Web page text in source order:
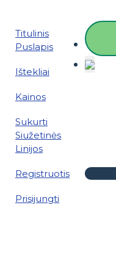
Titulinis
Puslapis
Ištekliai
Kainos
Sukurti
Siužetinės
Linijos
Registruotis
Prisijungti